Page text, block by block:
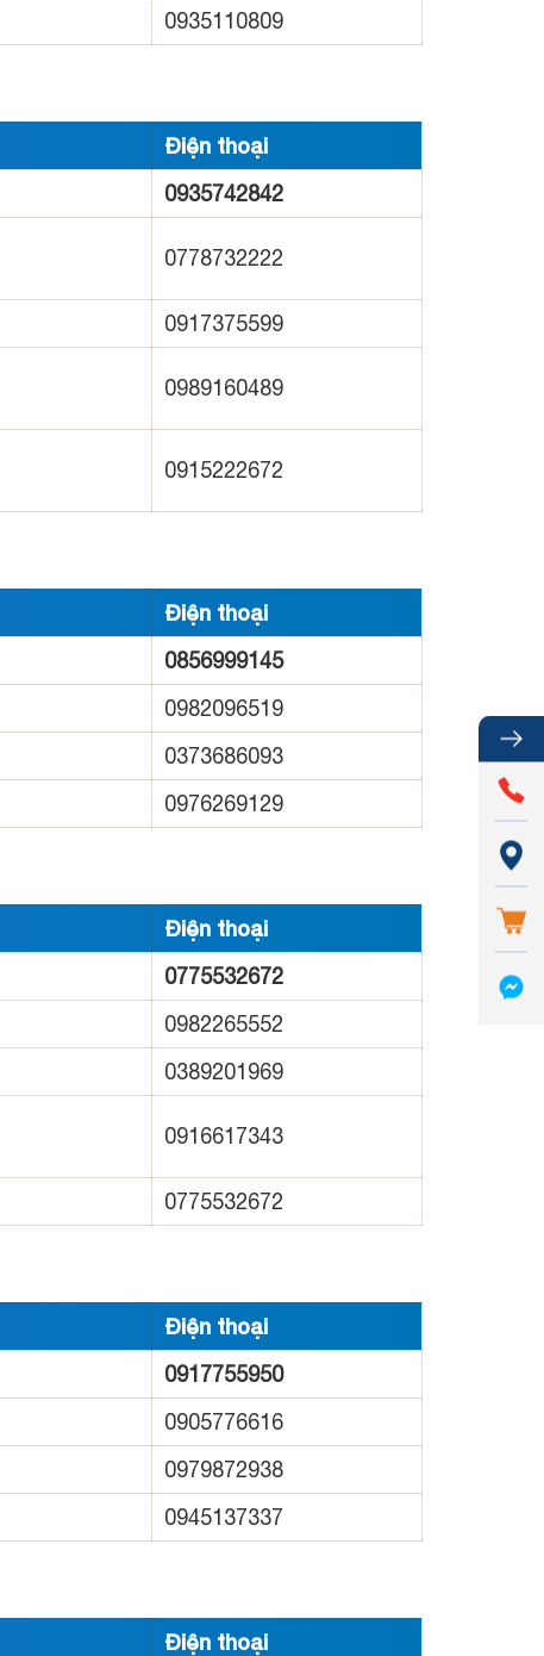
0935110809
Điện thoại
0935742842
0778732222
0917375599
0989160489
0915222672
Điện thoại
0856999145
0982096519
0373686093
0976269129
Điện thoại
0775532672
0982265552
0389201969
0916617343
0775532672
Điện thoại
0917755950
0905776616
0979872938
0945137337
Điện thoại